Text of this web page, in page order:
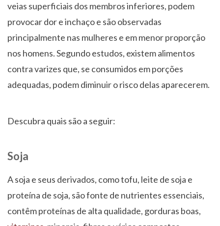
veias superficiais dos membros inferiores, podem
provocar dor e inchaço e são observadas
principalmente nas mulheres e em menor proporção
nos homens. Segundo estudos, existem alimentos
contra varizes que, se consumidos em porções
adequadas, podem diminuir o risco delas aparecerem.
Descubra quais são a seguir:
Soja
A soja e seus derivados, como tofu, leite de soja e
proteína de soja, são fonte de nutrientes essenciais,
contêm proteínas de alta qualidade, gorduras boas,